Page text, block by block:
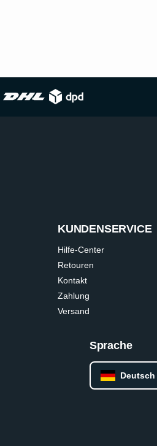
KUNDENSERVICE
Hilfe-Center
Retouren
Kontakt
Zahlung
Versand
Sprache
Deutsch